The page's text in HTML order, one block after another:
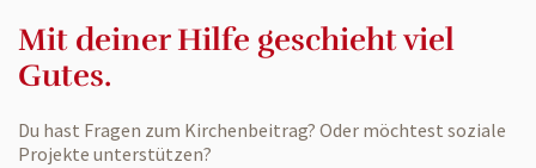
Mit deiner Hilfe geschieht viel
Gutes.
Du hast Fragen zum Kirchenbeitrag? Oder möchtest soziale
Projekte unterstützen?